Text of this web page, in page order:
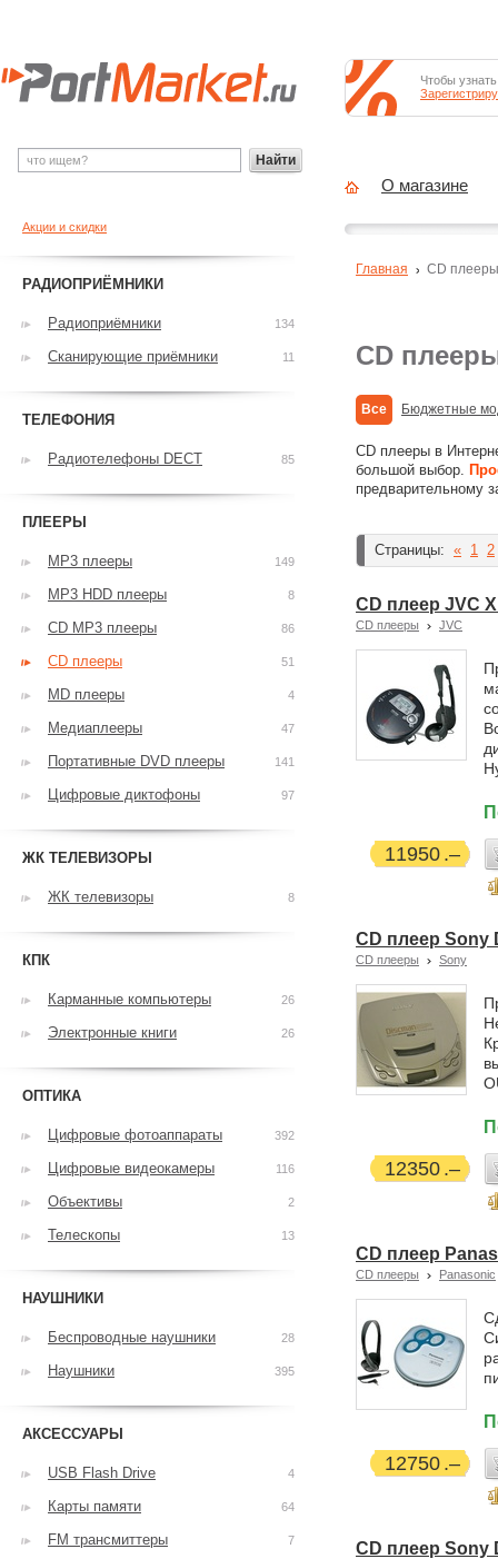
CD
Все Бюджетные
CD плееры в
большой выбор.
предварительному
Страницы: « 1 2
CD плеер JVC
CD плееры JVC
11950
CD плеер Sony
CD плееры Sony
12350
CD плеер
CD плееры Panasonic
12750
CD плеер Sony
Главная CD плееры
Акции и скидки
РАДИОПРИЁМНИКИ
Радиоприёмники 134
Сканирующие приёмники 11
ТЕЛЕФОНИЯ
Радиотелефоны DECT 85
ПЛЕЕРЫ
MP3 плееры 149
MP3 HDD плееры 8
CD MP3 плееры 86
CD плееры 51
MD плееры 4
Медиаплееры 47
Портативные DVD плееры 141
Цифровые диктофоны 97
ЖК ТЕЛЕВИЗОРЫ
ЖК телевизоры 8
КПК
Карманные компьютеры 26
Электронные книги 26
ОПТИКА
Цифровые фотоаппараты 392
Цифровые видеокамеры 116
Объективы 2
Телескопы 13
НАУШНИКИ
Беспроводные наушники 28
Наушники 395
АКСЕССУАРЫ
USB Flash Drive 4
Карты памяти 64
FM трансмиттеры 7
Найти
Чтобы
О магазине